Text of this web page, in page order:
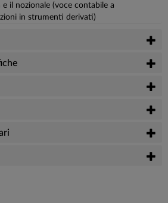
il nozionale (voce contabile a
in strumenti derivati)